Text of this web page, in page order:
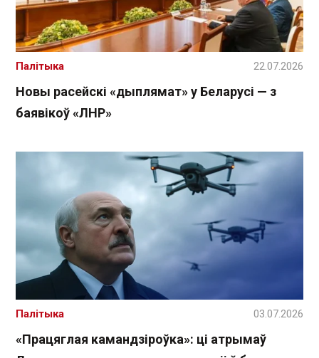
Новы расейскі «дыплямат» у Беларусі — з
баявікоў «ЛНР»
Палітыка 22.07.2026
«Працяглая камандзіроўка»: ці атрымаў
Палітыка 03.07.2026